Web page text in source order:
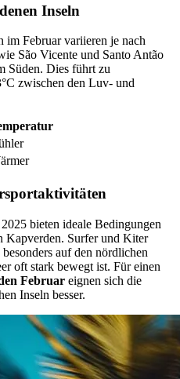
Inseln
im Februar variieren je nach
São Vicente und Santo Antão
Süden. Dies führt zu
zwischen den Luv- und
bieten ideale Bedingungen
Kapverden. Surfer und Kiter
auf den nördlichen
oft stark bewegt ist. Für einen
Februar eignen sich die
Inseln besser.